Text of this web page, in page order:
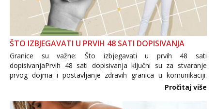
ŠTO IZBJEGAVATI U PRVIH 48 SATI DOPISIVANJA
Granice su važne: Što izbjegavati u prvih 48 sati
dopisivanjaPrvih 48 sati dopisivanja ključni su za stvaranje
prvog dojma i postavljanje zdravih granica u komunikaciji.
Važno je izbjeći prebrzo otkrivanje osobnih ili intimnih
informacija, jer nepoznata osoba još nije zaslužila to
povjerenje. Takođe...
Pročitaj više